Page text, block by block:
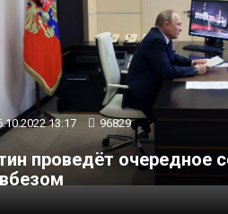
13:17 96829
проведёт очередное